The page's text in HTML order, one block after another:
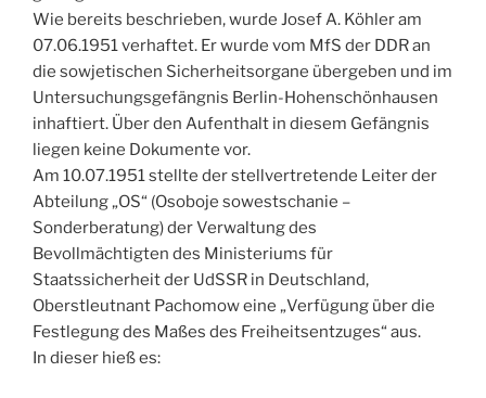
Wie bereits beschrieben, wurde Josef A. Köhler am
07.06.1951 verhaftet. Er wurde vom MfS der DDR an
die sowjetischen Sicherheitsorgane übergeben und im
Untersuchungsgefängnis Berlin-Hohenschönhausen
inhaftiert. Über den Aufenthalt in diesem Gefängnis
liegen keine Dokumente vor.
Am 10.07.1951 stellte der stellvertretende Leiter der
Abteilung „OS“ (Osoboje sowestschanie –
Sonderberatung) der Verwaltung des
Bevollmächtigten des Ministeriums für
Staatssicherheit der UdSSR in Deutschland,
Oberstleutnant Pachomow eine „Verfügung über die
Festlegung des Maßes des Freiheitsentzuges“ aus.
In dieser hieß es: